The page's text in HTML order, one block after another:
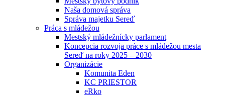
Naša domová správa
Správa majetku Sereď
Práca s mládežou
Mestský mládežnícky parlament
Koncepcia rozvoja práce s mládežou mesta
Sereď na roky 2025 – 2030
Organizácie
Komunita Eden
KC PRIESTOR
eRko